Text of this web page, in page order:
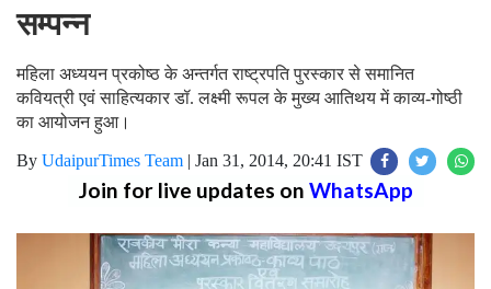
सम्पन्न
महिला अध्ययन प्रकोष्ठ के अन्तर्गत राष्ट्रपति पुरस्कार से समानित
कवियत्री एवं साहित्यकार डॉ. लक्ष्मी रूपल के मुख्य आतिथय में काव्य-गोष्ठी
का आयोजन हुआ।
By UdaipurTimes Team | Jan 31, 2014, 20:41 IST
Join for live updates on WhatsApp